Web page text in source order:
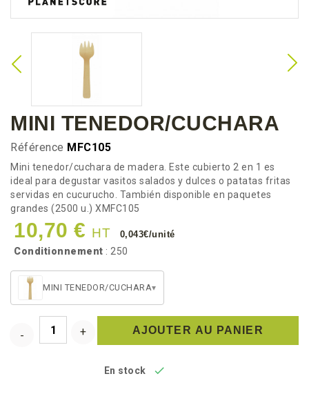
MINI TENEDOR/CUCHARA
Référence MFC105
Mini tenedor/cuchara de madera. Este cubierto 2 en 1 es
ideal para degustar vasitos salados y dulces o patatas fritas
servidas en cucurucho. También disponible en paquetes
grandes (2500 u.) XMFC105
10,70 € HT 0,043€/unité
Conditionnement : 250
MINI TENEDOR/CUCHARA▾
AJOUTER AU PANIER
En stock 